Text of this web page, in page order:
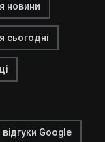
новини
сьогодні
відгуки Google